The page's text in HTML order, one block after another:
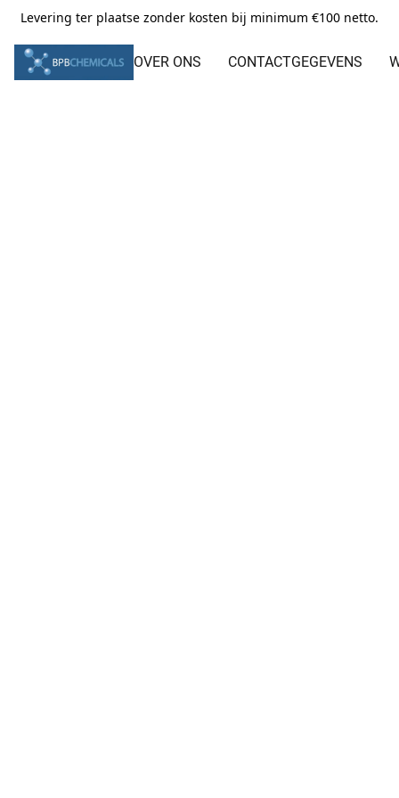
Levering ter plaatse zonder kosten bij minimum €100 netto.
OVER ONS CONTACTGEGEVENS